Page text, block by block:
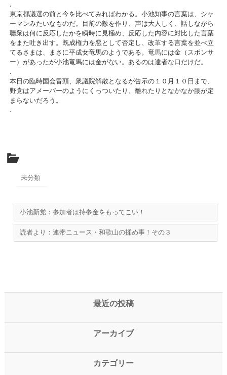
.
東京都議選の前と今を比べてみればわかる。小池知事の言葉は、シャ
ーマンみたいなものだ。目前の敵を作り、声は大人しく、話しながら
聴衆は何に反応したかを瞬時に見極め、反応した内容に対比した言葉
をまた吐き出す。既成権力を悪として否定し、改革する言葉を並べ立
てるさまは、まさに平成女竜馬のようである。竜馬には金（スポンサ
ー）があったが小池竜馬には金がない。あるのは達者な口だけだ。
.
本日の臨時国会冒頭、衆議院解散となるが告示の１０月１０日まで、
野党はアメーバーのようにくっついたり、離れたりとなかなか腰が定
まらないだろう。
.
未分類
小池新党：参加者は持参金をもってこい！
読者より：連帯ニュース・和歌山の揉め事！その３
最近の投稿
アーカイブ
カテゴリー